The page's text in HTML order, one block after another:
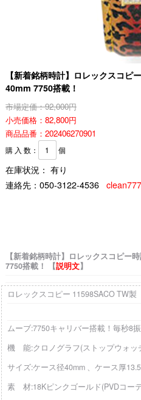
【新着銘柄時計】ロレックスコピ
40mm 7750搭載！
市場定価：92,000円
小売価格：82,800円
商品品番：202406270901
購 入 数： 個
在庫状況： 有り
連絡先： 050-3122-4536
【新着銘柄時計】ロレックスコピー
7750搭載！ 【説明文】
ロレックスコピー 11598SACO TW製
ムーブ:7750キャリバー搭載！毎秒8
機 能:クロノグラフ(ストップウォッ
サイズ:ケース径40mm 、ケース厚
素 材:18Kピンクゴールド(PVDコー